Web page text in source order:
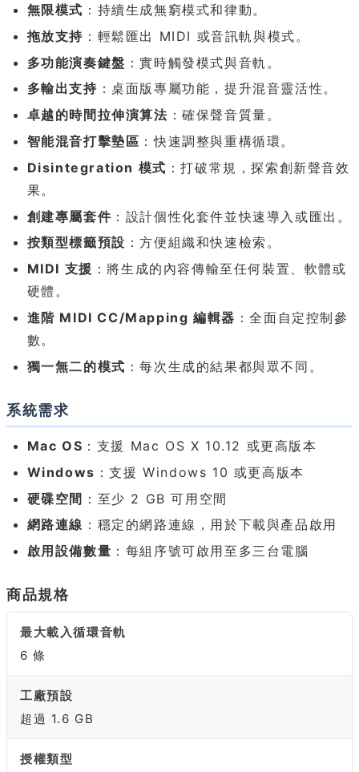
無限模式 ：持續生成無窮模式和律動。
拖放支持 ：輕鬆匯出 MIDI 或音訊軌與模式。
多功能演奏鍵盤 ：實時觸發模式與音軌。
多輸出支持 ：桌面版專屬功能，提升混音靈活性。
卓越的時間拉伸演算法 ：確保聲音質量。
智能混音打擊墊區 ：快速調整與重構循環。
Disintegration 模式 ：打破常規，探索創新聲音效
果。
創建專屬套件 ：設計個性化套件並快速導入或匯出。
按類型標籤預設 ：方便組織和快速檢索。
MIDI 支援 ：將生成的內容傳輸至任何裝置、軟體或
硬體。
進階 MIDI CC/Mapping 編輯器 ：全面自定控制參
數。
獨一無二的模式 ：每次生成的結果都與眾不同。
系統需求
Mac OS ：支援 Mac OS X 10.12 或更高版本
Windows ：支援 Windows 10 或更高版本
硬碟空間 ：至少 2 GB 可用空間
網路連線 ：穩定的網路連線，用於下載與產品啟用
啟用設備數量 ：每組序號可啟用至多三台電腦
商品規格
最大載入循環音軌
6 條
工廠預設
超過 1.6 GB
授權類型